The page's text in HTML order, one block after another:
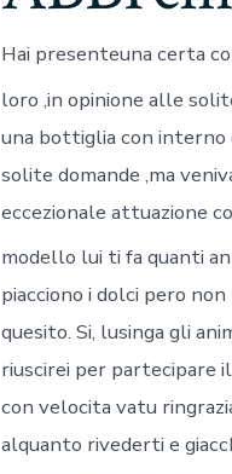
Hai presenteuna certa
loro ,in opinione alle
una bottiglia con interno
solite domande ,ma
eccezionale attuazione
modello lui ti fa quanti
piacciono i dolci pero
quesito. Si, lusinga gli
riuscirei per partecipare
con velocita vatu
alquanto rivederti e